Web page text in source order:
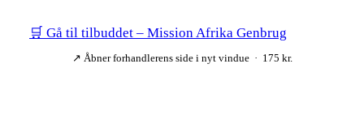
🛒 Gå til tilbuddet – Mission Afrika Genbrug
↗ Åbner forhandlerens side i nyt vindue · 175 kr.